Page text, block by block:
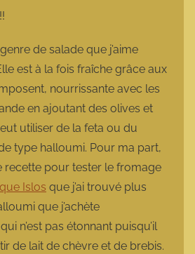
o
t
t
e
de salade que j’aime
est à la fois fraîche grâce aux
nourrissante avec les
en ajoutant des olives et
utiliser de la feta ou du
type halloumi. Pour ma part,
recette pour tester le fromage
Islos que j’ai trouvé plus
que j’achète
n’est pas étonnant puisqu’il
de lait de chèvre et de brebis.